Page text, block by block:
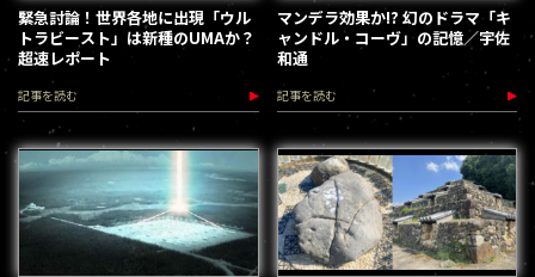
緊急討論！世界各地に出現「ウル
トラビースト」は新種のUMAか？
超速レポート
記事を読む
マンデラ効果か!? 幻のドラマ「キ
ャンドル・コーヴ」の記憶／宇佐
和通
記事を読む